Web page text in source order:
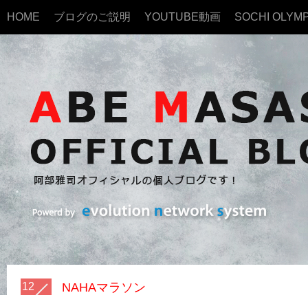
HOME ブログのご説明 YOUTUBE動画 SOCHI
12
NAHAマラソン